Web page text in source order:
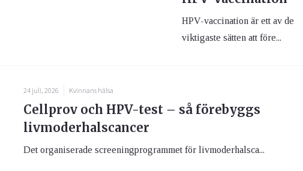
HPV-vaccination är ett av de
viktigaste sätten att före...
24 juli, 2026 Kvinnans hälsa
Cellprov och HPV-test – så förebyggs
livmoderhalscancer
Det organiserade screeningprogrammet för livmoderhalsca...